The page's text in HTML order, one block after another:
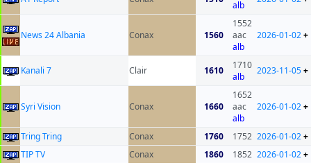
alb
News 24 Albania Conax 1560
1552
aac
alb
2026-01-02+
Kanali 7 Clair 1610
1710
alb
2023-11-05+
Syri Vision Conax 1660
1652
aac
alb
2026-01-02+
Tring Tring Conax 1760 1752 2026-01-02+
TIP TV
Conax 1860 1852 2026-01-02+